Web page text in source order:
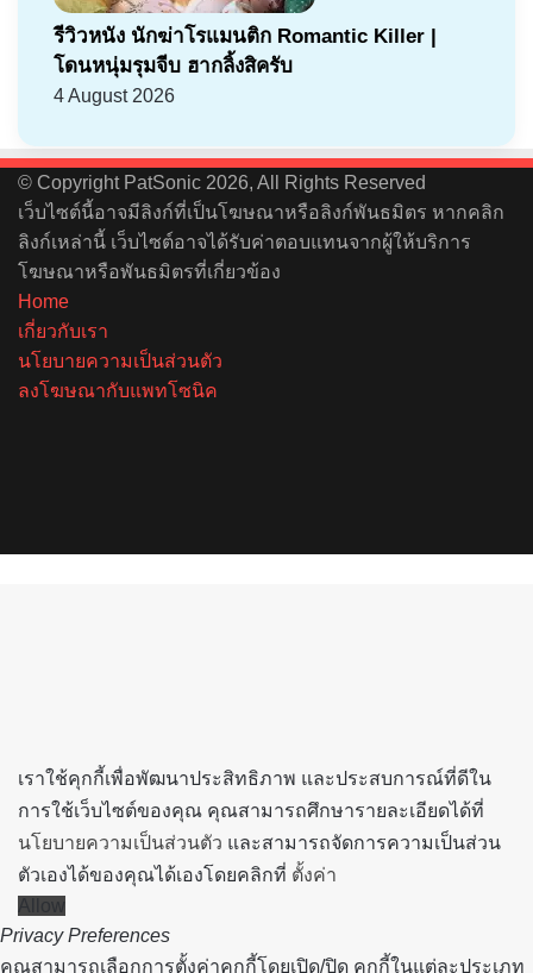
รีวิวหนัง นักฆ่าโรแมนติก Romantic Killer |
โดนหนุ่มรุมจีบ ฮากลิ้งสิครับ
4 August 2026
© Copyright PatSonic 2026, All Rights Reserved
เว็บไซต์นี้อาจมีลิงก์ที่เป็นโฆษณาหรือลิงก์พันธมิตร หากคลิก
ลิงก์เหล่านี้ เว็บไซต์อาจได้รับค่าตอบแทนจากผู้ให้บริการ
โฆษณาหรือพันธมิตรที่เกี่ยวข้อง
Home
เกี่ยวกับเรา
นโยบายความเป็นส่วนตัว
ลงโฆษณากับแพทโซนิค
เราใช้คุกกี้เพื่อพัฒนาประสิทธิภาพ และประสบการณ์ที่ดีใน
การใช้เว็บไซต์ของคุณ คุณสามารถศึกษารายละเอียดได้ที่
นโยบายความเป็นส่วนตัว และสามารถจัดการความเป็นส่วน
ตัวเองได้ของคุณได้เองโดยคลิกที่ ตั้งค่า
Allow
Privacy Preferences
คุณสามารถเลือกการตั้งค่าคุกกี้โดยเปิด/ปิด คุกกี้ในแต่ละประเภท